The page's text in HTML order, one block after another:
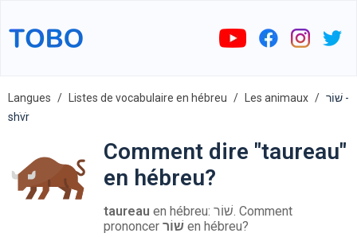
Langues Listes de vocabulaire en hébreu Les animaux
שׁוֹר -
shׁvֹr
Comment dire "taureau"
en hébreu?
taureau en hébreu: שׁוֹר. Comment
prononcer שׁוֹר en hébreu?